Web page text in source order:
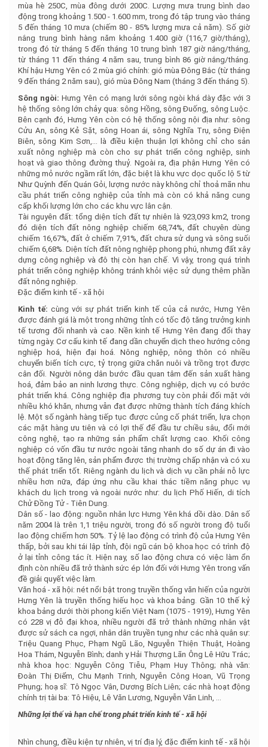
mùa hè 250C, mùa đông dưới 200C. Lượng mưa trung bình dao
động trong khoảng 1.500 - 1.600 mm, trong đó tập trung vào tháng
5 đến tháng 10 mưa (chiếm 80 - 85% lượng mưa cả năm). Số giờ
nắng trung bình hàng năm khoảng 1.400 giờ (116,7 giờ/tháng),
trong đó từ tháng 5 đến tháng 10 trung bình 187 giờ nắng/tháng,
từ tháng 11 đến tháng 4 năm sau, trung bình 86 giờ nắng/tháng.
Khí hậu Hưng Yên có 2 mùa gió chính: gió mùa Đông Bắc (từ tháng
9 đến tháng 2 năm sau), gió mùa Đông Nam (tháng 3 đến tháng 5).
Sông ngòi: Hưng Yên có mạng lưới sông ngòi khá dày đặc với 3
hệ thống sông lớn chảy qua: sông Hồng, sông Đuống, sông Luộc.
Bên cạnh đó, Hưng Yên còn có hệ thống sông nội địa như: sông
Cửu An, sông Kẻ Sặt, sông Hoan ái, sông Nghĩa Trụ, sông Điện
Biên, sông Kim Sơn,... là điều kiện thuận lợi không chỉ cho sản
xuất nông nghiệp mà còn cho sự phát triển công nghiệp, sinh
hoạt và giao thông đường thuỷ. Ngoài ra, địa phận Hưng Yên có
những mỏ nước ngầm rất lớn, đặc biệt là khu vực dọc quốc lộ 5 từ
Như Quỳnh đến Quán Gỏi, lượng nước này không chỉ thoả mãn nhu
cầu phát triển công nghiệp của tỉnh mà còn có khả năng cung
cấp khối lượng lớn cho các khu vực lân cận.
Tài nguyên đất: tổng diện tích đất tự nhiên là 923,093 km2, trong
đó diện tích đất nông nghiệp chiếm 68,74%, đất chuyên dùng
chiếm 16,67%, đất ở chiếm 7,91%, đất chưa sử dụng và sông suối
chiếm 6,68%. Diện tích đất nông nghiệp phong phú, nhưng đất xây
dựng công nghiệp và đô thị còn hạn chế. Vì vậy, trong quá trình
phát triển công nghiệp không tránh khỏi việc sử dụng thêm phần
đất nông nghiệp.
Đặc điểm kinh tế - xã hội
Kinh tế: cùng với sự phát triển kinh tế của cả nước, Hưng Yên
được đánh giá là một trong những tỉnh có tốc độ tăng trưởng kinh
tế tương đối nhanh và cao. Nền kinh tế Hưng Yên đang đổi thay
từng ngày. Cơ cấu kinh tế đang dần chuyển dịch theo hướng công
nghiệp hoá, hiện đại hoá. Nông nghiệp, nông thôn có nhiều
chuyển biến tích cực, tỷ trọng giữa chăn nuôi và trồng trọt được
cân đối. Người nông dân bước đầu quan tâm đến sản xuất hàng
hoá, đảm bảo an ninh lương thực. Công nghiệp, dịch vụ có bước
phát triển khá. Công nghiệp địa phương tuy còn phải đối mặt với
nhiều khó khăn, nhưng vẫn đạt được những thành tích đáng khích
lệ. Một số ngành hàng tiếp tục được củng cố phát triển, lựa chọn
các mặt hàng ưu tiên và có lợi thế để đầu tư chiều sâu, đổi mới
công nghệ, tạo ra những sản phẩm chất lượng cao. Khối công
nghiệp có vốn đầu tư nước ngoài tăng nhanh do số dự án đi vào
hoạt động tăng lên, sản phẩm được thị trường chấp nhận và có xu
thế phát triển tốt. Riêng ngành du lịch và dịch vụ cần phải nỗ lực
nhiều hơn nữa, đáp ứng nhu cầu khai thác tiềm năng phục vụ
khách du lịch trong và ngoài nước như: du lịch Phố Hiến, di tích
Chử Đồng Tử - Tiên Dung.
Dân số - lao động: nguồn nhân lực Hưng Yên khá dồi dào. Dân số
năm 2004 là trên 1,1 triệu người, trong đó số người trong độ tuổi
lao động chiếm hơn 50%. Tỷ lệ lao động có trình độ của Hưng Yên
thấp, bởi sau khi tái lập tỉnh, đội ngũ cán bộ khoa học có trình độ
ở lại tỉnh công tác ít. Hiện nay, số lao động chưa có việc làm ổn
định còn nhiều đã trở thành sức ép lớn đối với Hưng Yên trong vấn
đề giải quyết việc làm.
Văn hoá - xã hội: nét nổi bật trong truyền thống văn hiến của người
Hưng Yên là truyền thống hiếu học và khoa bảng. Gần 10 thế kỷ
khoa bảng dưới thời phong kiến Việt Nam (1075 - 1919), Hưng Yên
có 228 vị đỗ đại khoa, nhiều người đã trở thành những nhân vật
được sử sách ca ngợi, nhân dân truyền tụng như các nhà quân sự:
Triệu Quang Phục, Phạm Ngũ Lão, Nguyễn Thiện Thuật, Hoàng
Hoa Thám, Nguyễn Bình; danh y Hải Thượng Lãn Ông Lê Hữu Trác;
nhà khoa học: Nguyễn Công Tiễu, Phạm Huy Thông; nhà văn:
Đoàn Thị Điểm, Chu Mạnh Trinh, Nguyễn Công Hoan, Vũ Trọng
Phụng; hoạ sĩ: Tô Ngọc Vân, Dương Bích Liên; các nhà hoạt động
chính trị tài ba: Tô Hiệu, Lê Văn Lương, Nguyễn Văn Linh, ...
Những lợi thế và hạn chế trong phát triển kinh tế - xã hội
Nhìn chung, điều kiện tự nhiên, vị trí địa lý, đặc điểm kinh tế - xã hội